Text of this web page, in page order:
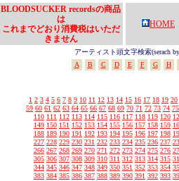
BLOODSUCKER recordsの商品
は
これまでどおり消費税はいただ
きません
HOME
アーティスト頭文字検索(serach
A
B C D E F G H
1 2 3 4 5 6 7 8 9 10 11 12 13 14 15 16 17 18 19 20
59 60 61 62 63 64 65 66 67 68 69 70 71 72 73 74 75
110 111 112 113 114 115 116 117 118 119 120
149 150 151 152 153 154 155 156 157 158 159
188 189 190 191 192 193 194 195 196 197 198
227 228 229 230 231 232 233 234 235 236 237
266 267 268 269 270 271 272 273 274 275 276
305 306 307 308 309 310 311 312 313 314 315
344 345 346 347 348 349 350 351 352 353 354
383 384 385 386 387 388 389 390 391 392 393